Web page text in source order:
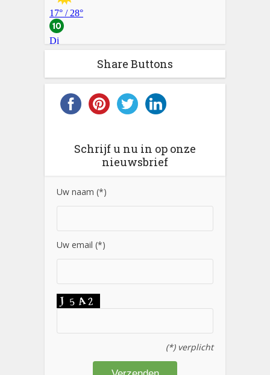
Share Buttons
Schrijf u nu in op onze
nieuwsbrief
Uw naam (*)
Uw email (*)
(*) verplicht